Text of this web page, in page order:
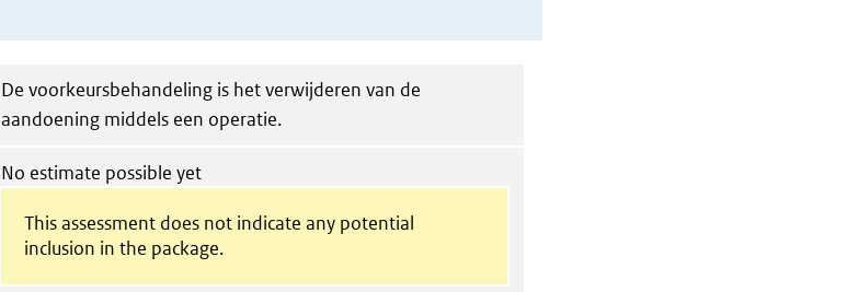
De voorkeursbehandeling is het verwijderen van de
aandoening middels een operatie.
No estimate possible yet
This assessment does not indicate any potential
inclusion in the package.